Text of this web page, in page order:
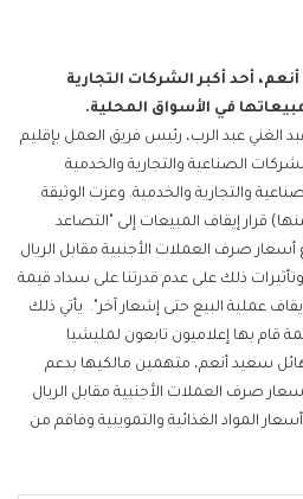
أحد أكبر الشركات التجارية
في الأسواق المحلية.
الغني عبد الرب، رئيس فريق العمل بإقليم
الصناعية والتجارية والخدمية
والتجارية والخدمية. وعزت الوثيقة
قرار إيقاف المبيعات إلى "التصاعد
صرف العملات الأجنبية مقابل الريال
ذلك على عدم قدرتنا على سداد قيمة
عملية البيع حتى إشعار آخر". يأتي ذلك
قام بها إعلاميون تابعون لمليشيا
سعيد أنعم، متهمين مالكيها بدعم
صرف العملات الأجنبية مقابل الريال
المواد الغذائية والتموينية وفاقم من